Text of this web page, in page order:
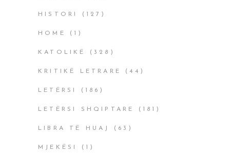
HISTORI (127)
HOME (1)
KATOLIKË (328)
KRITIKË LETRARE (44)
LETËRSI (186)
LETËRSI SHQIPTARE (181)
LIBRA TË HUAJ (63)
MJEKËSI (1)